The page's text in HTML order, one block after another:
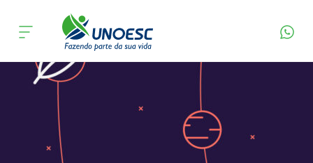
Cursos
Onde estamos
Atendimento ao Estudante